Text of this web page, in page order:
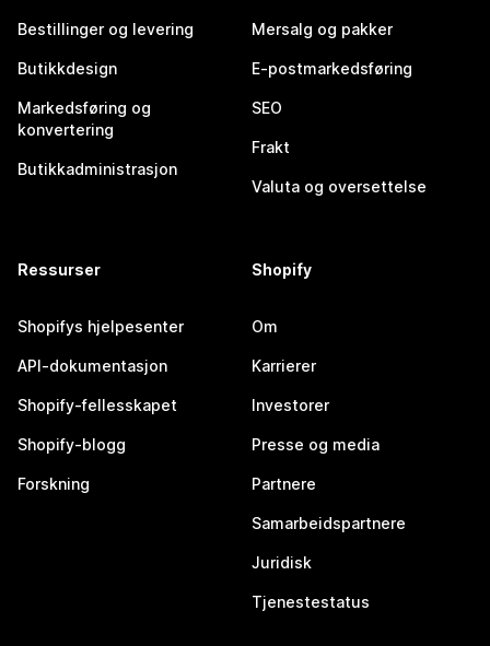
Bestillinger og levering
Butikkdesign
Markedsføring og
konvertering
Butikkadministrasjon
Mersalg og pakker
E-postmarkedsføring
SEO
Frakt
Valuta og oversettelse
Ressurser
Shopifys hjelpesenter
API-dokumentasjon
Shopify-fellesskapet
Shopify-blogg
Forskning
Shopify
Om
Karrierer
Investorer
Presse og media
Partnere
Samarbeidspartnere
Juridisk
Tjenestestatus